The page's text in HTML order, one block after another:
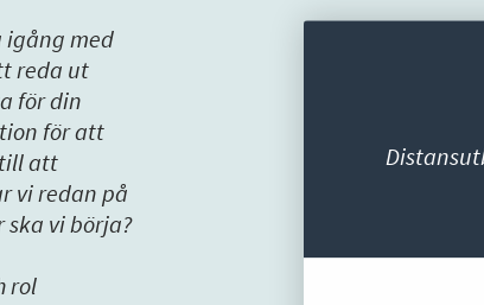
igång med
reda ut
för din
för att
att
vi redan på
ska vi börja?
rol